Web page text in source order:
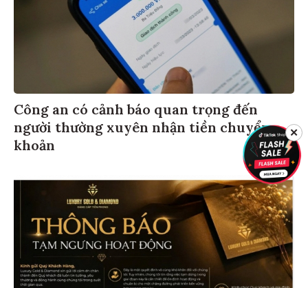
Công an có cảnh báo quan trọng đến
người thường xuyên nhận tiền chuyển
khoản
✕